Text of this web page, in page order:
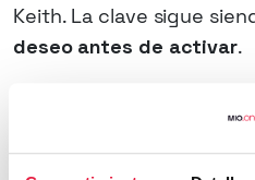
Keith. La clave sigue
deseo antes de activar.
antes iba destinado a la
todavía se enfrenta a